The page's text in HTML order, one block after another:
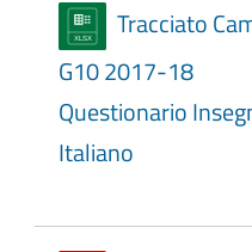
Tracciato
G10 2017-18
Questionario
Italiano